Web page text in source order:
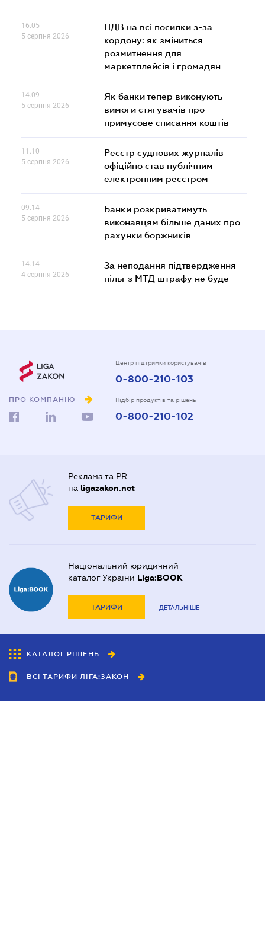
16.05
5 серпня 2026
ПДВ на всі посилки з-за
кордону: як зміниться
розмитнення для
маркетплейсів і громадян
14.09
5 серпня 2026
Як банки тепер виконують
вимоги стягувачів про
примусове списання коштів
11.10
5 серпня 2026
Реєстр суднових журналів
офіційно став публічним
електронним реєстром
09.14
5 серпня 2026
Банки розкриватимуть
виконавцям більше даних про
рахунки боржників
14.14
4 серпня 2026
За неподання підтвердження
пільг з МТД штрафу не буде
ПРО КОМПАНІЮ
Центр підтримки користувачів
0-800-210-103
Підбір продуктів та рішень
0-800-210-102
Реклама та PR
на ligazakon.net
ТАРИФИ
Національний юридичний
каталог України Liga:BOOK
ТАРИФИ ДЕТАЛЬНІШЕ
КАТАЛОГ РІШЕНЬ
ВСІ ТАРИФИ ЛІГА:ЗАКОН